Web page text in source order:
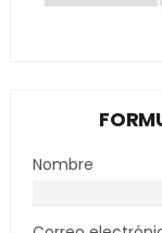
Nombre